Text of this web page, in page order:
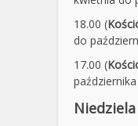
18.00 (
do
17.00 (
Niedziela